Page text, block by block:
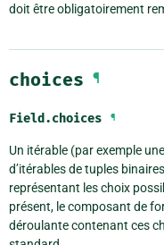
doit être obligatoirement
choices ¶
Field.choices ¶
Un itérable (par exemple
d’itérables de tuples
représentant les choix
présent, le composant de
déroulante contenant ces